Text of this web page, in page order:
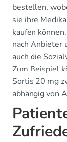
bestellen,
sie ihre
kaufen
nach Anbieter
auch die
Zum Beispiel
Sortis 20 mg
abhängig von